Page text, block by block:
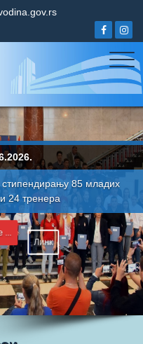
85 младих
тренера
Линк